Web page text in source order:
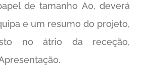
de tamanho A0, deverá
e um resumo do projeto,
no átrio da receção,